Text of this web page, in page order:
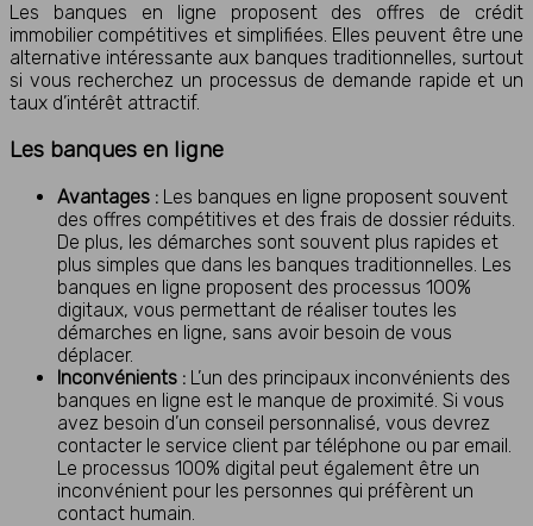
Les banques en ligne proposent des offres de crédit
immobilier compétitives et simplifiées. Elles peuvent être une
alternative intéressante aux banques traditionnelles, surtout
si vous recherchez un processus de demande rapide et un
taux d’intérêt attractif.
Les banques en ligne
Avantages : Les banques en ligne proposent souvent
des offres compétitives et des frais de dossier réduits.
De plus, les démarches sont souvent plus rapides et
plus simples que dans les banques traditionnelles. Les
banques en ligne proposent des processus 100%
digitaux, vous permettant de réaliser toutes les
démarches en ligne, sans avoir besoin de vous
déplacer.
Inconvénients : L’un des principaux inconvénients des
banques en ligne est le manque de proximité. Si vous
avez besoin d’un conseil personnalisé, vous devrez
contacter le service client par téléphone ou par email.
Le processus 100% digital peut également être un
inconvénient pour les personnes qui préfèrent un
contact humain.